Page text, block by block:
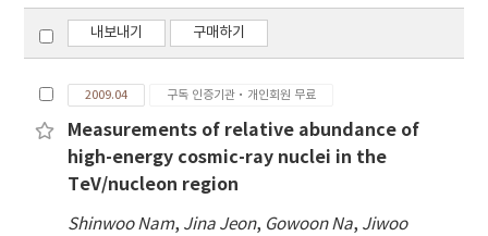
내보내기 구매하기
2009.04 구독 인증기관·개인회원 무료
Measurements of relative abundance of
high-energy cosmic-ray nuclei in the
TeV/nucleon region
Shinwoo Nam, Jina Jeon, Gowoon Na, Jiwoo